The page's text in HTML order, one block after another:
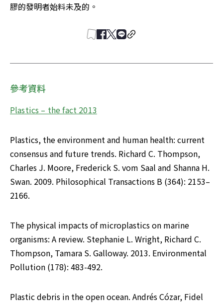
膠的發明者始料未及的。
參考資料
Plastics – the fact 2013
Plastics, the environment and human health: current
consensus and future trends. Richard C. Thompson,
Charles J. Moore, Frederick S. vom Saal and Shanna H.
Swan. 2009. Philosophical Transactions B (364): 2153–
2166.
The physical impacts of microplastics on marine
organisms: A review. Stephanie L. Wright, Richard C.
Thompson, Tamara S. Galloway. 2013. Environmental
Pollution (178): 483-492.
Plastic debris in the open ocean. Andrés Cózar, Fidel